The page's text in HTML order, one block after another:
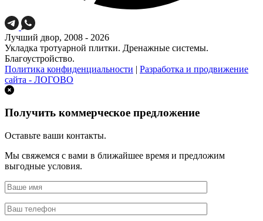
Лучший двор, 2008 - 2026
Укладка тротуарной плитки. Дренажные системы.
Благоустройство.
Политика конфиденциальности | Разработка и продвижение
сайта - ЛОГОВО
Получить коммерческое предложение
Оставьте ваши контакты.
Мы свяжемся с вами в ближайшее время и предложим
выгодные условия.